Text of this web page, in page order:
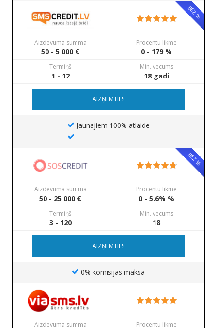
BEZ %
Aizdevuma summa
50 - 5 000 €
Procentu likme
0 - 179 %
Termiņš
1 - 12
Min. vecums
18 gadi
AIZŅEMTIES
Jaunajiem 100% atlaide
BEZ %
Aizdevuma summa
50 - 25 000 €
Procentu likme
0 - 5.6% %
Termiņš
3 - 120
Min. vecums
18
AIZŅEMTIES
0% komisijas maksa
Aizdevuma summa Procentu likme